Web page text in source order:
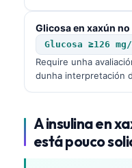
Glicosa en xaxún
Glucosa ≥126
Require unha
dunha interpretación
A insulina en
está pouco